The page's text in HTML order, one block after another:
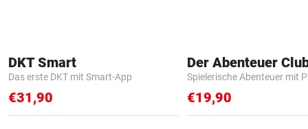
DKT Smart
Das erste DKT mit Smart-App
€31,90
Der Abenteuer
Spielerische Abenteuer mit
€19,90